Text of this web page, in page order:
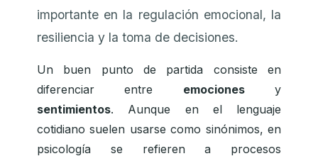
importante en la regulación emocional, la
resiliencia y la toma de decisiones.
Un buen punto de partida consiste en
diferenciar entre emocionesy
sentimientos. Aunque en el lenguaje
cotidiano suelen usarse como sinónimos, en
psicología se refieren a procesos